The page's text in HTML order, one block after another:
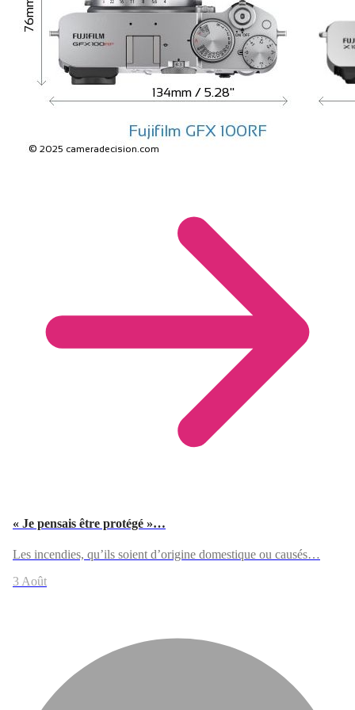
« Je pensais être protégé »…
Les incendies, qu’ils soient d’origine domestique ou causés…
3 Août